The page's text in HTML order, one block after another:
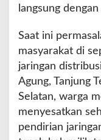
langsung
Saat ini
masyarakat di
jaringan
Agung, Tanjung
Selatan, warga
menyesatkan
pendirian